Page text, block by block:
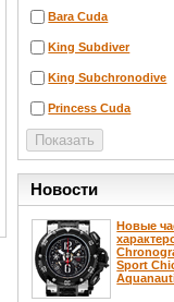
Bara Cuda
King Subdiver
King Subchronodive
Princess Cuda
Новости
Новые
Sport